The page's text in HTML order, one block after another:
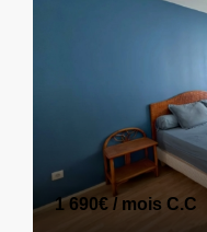
1 690€ / mois C.C